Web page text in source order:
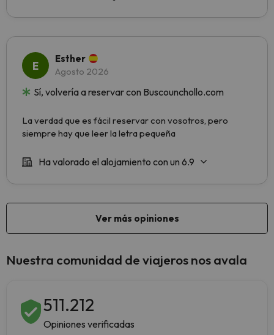
Nuestra comunidad de viajeros nos avala
511.212
Opiniones verificadas